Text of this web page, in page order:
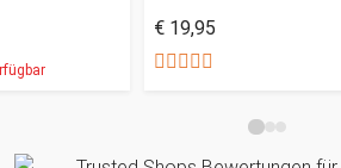
€ 19,95